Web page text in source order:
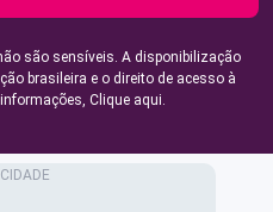
são sensíveis. A disponibilização
brasileira e o direito de acesso à
Clique aqui.